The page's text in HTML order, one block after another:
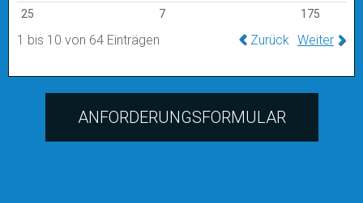
25
7 175
1 bis 10 von 64 Einträgen Zurück Weiter
ANFORDERUNGSFORMULAR